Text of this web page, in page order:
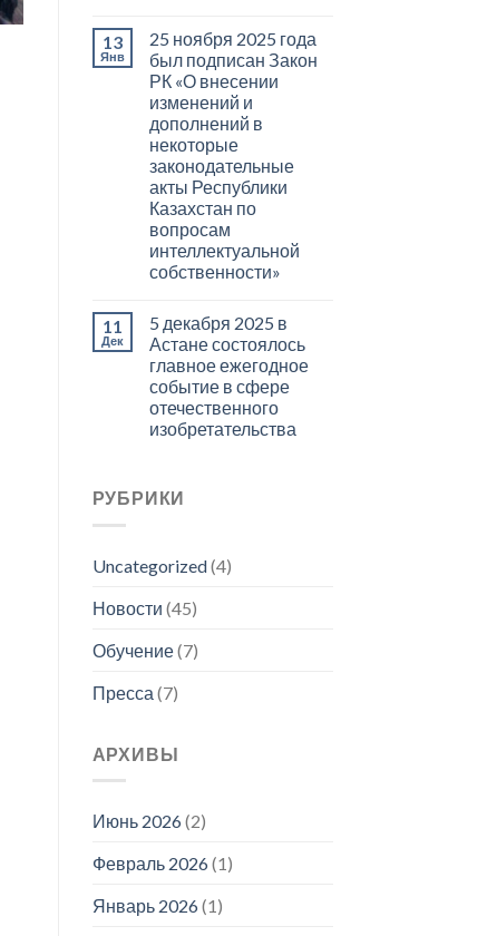
13
Янв
25 ноября 2025 года
был подписан Закон
РК «О внесении
изменений и
дополнений в
некоторые
законодательные
акты Республики
Казахстан по
вопросам
интеллектуальной
собственности»
11
Дек
5 декабря 2025 в
Астане состоялось
главное ежегодное
событие в сфере
отечественного
изобретательства
РУБРИКИ
Uncategorized(4)
Новости (45)
Обучение(7)
Пресса (7)
АРХИВЫ
Июнь 2026(2)
Февраль 2026(1)
Январь 2026(1)